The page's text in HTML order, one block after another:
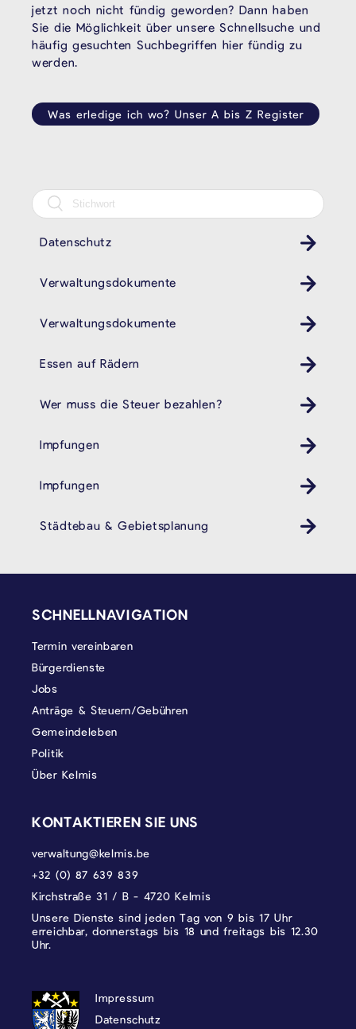
jetzt noch nicht fündig geworden? Dann haben
Sie die Möglichkeit über unsere Schnellsuche und
häufig gesuchten Suchbegriffen hier fündig zu
werden.
Was erledige ich wo? Unser A bis Z Register
Datenschutz
Verwaltungsdokumente
Verwaltungsdokumente
Essen auf Rädern
Wer muss die Steuer bezahlen?
Impfungen
Gesundheit
Impfungen
Gesundheit
Städtebau & Gebietsplanung
SCHNELLNAVIGATION
Termin vereinbaren
Bürgerdienste
Jobs
Anträge & Steuern/Gebühren
Gemeindeleben
Politik
Über Kelmis
KONTAKTIEREN SIE UNS
verwaltung@kelmis.be
+32 (0) 87 639 839
Kirchstraße 31 / B - 4720 Kelmis
Unsere Dienste sind jeden Tag von 9 bis 17 Uhr
erreichbar, donnerstags bis 18 und freitags bis 12.30
Uhr.
DATENSCHUTZ, IMPRESSUM UND
Impressum
Datenschutz